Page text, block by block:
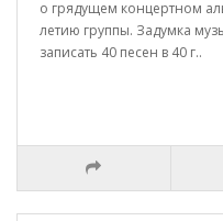
о грядущем концертном
летию группы. Задумка
записать 40 песен в 40 г..